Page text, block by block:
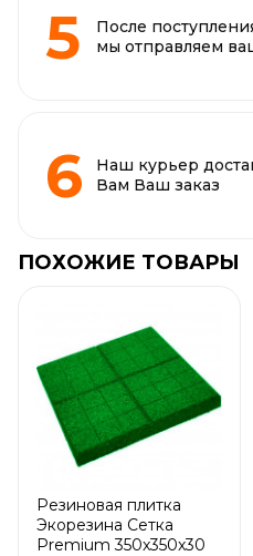
После
мы отправляем
Наш курьер
Вам Ваш заказ
ПОХОЖИЕ ТОВАРЫ
Резиновая плитка
Экорезина Сетка
Premium 350x350x30